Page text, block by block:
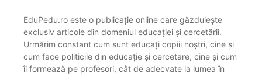
EduPedu.ro este o publicație online care găzduiește
exclusiv articole din domeniul educației și cercetării.
Urmărim constant cum sunt educați copiii noștri, cine și
cum face politicile din educație și cercetare, cine și cum
îi formează pe profesori, cât de adecvate la lumea în